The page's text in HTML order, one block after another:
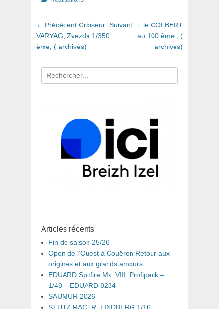
Navigation
de
l’article
← Précédent Article
précédent
:
Croiseur
VARYAG, Zvezda 1/350
ème, ( archives)
Suivant → Article
suivant
le COLBERT
au 100 ème , (
archives)
Recherche
pour
Articles récents
Fin de saison 25/26
Open de l’Ouest à Couëron Retour aux
origines et aux grands amours
EDUARD Spitfire Mk. VIII, Profipack –
1/48 – EDUARD 8284
SAUMUR 2026
STUTZ RACER, LINDBERG 1/16